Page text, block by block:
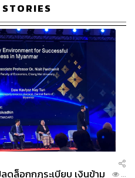
ดล็อกกฎระเบียบ เงินข้าม
...